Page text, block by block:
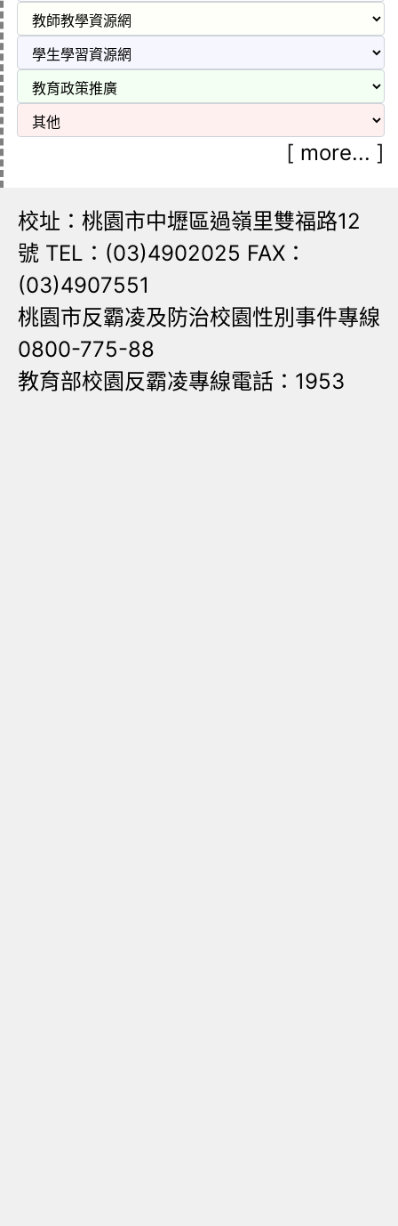
[ more... ]
校址：桃園市中壢區過嶺里雙福路12
號 TEL：(03)4902025 FAX：
(03)4907551
桃園市反霸凌及防治校園性別事件專線
0800-775-88
教育部校園反霸凌專線電話：1953